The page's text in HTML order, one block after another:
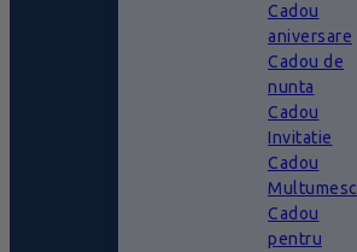
Cadou
aniversare
Cadou de
nunta
Cadou
Invitatie
Cadou
Multumesc
Cadou
pentru